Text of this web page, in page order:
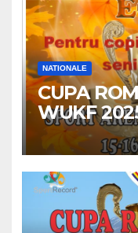
NATIONALE
CUPA
WUKF